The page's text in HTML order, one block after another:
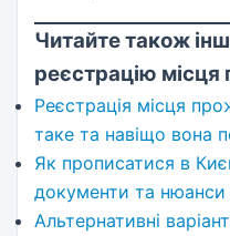
Читайте також
реєстрацію
Реєстрація місця
таке та навіщо вона
Як прописатися в
документи та
Альтернативні